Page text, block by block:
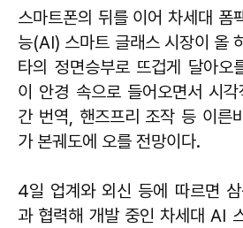
스마트폰의 뒤를 이어 차세대 폼
능(AI) 스마트 글래스 시장이 올
타의 정면승부로 뜨겁게 달아오
이 안경 속으로 들어오면서 시
간 번역, 핸즈프리 조작 등 이른
가 본궤도에 오를 전망이다.
4일 업계와 외신 등에 따르면
과 협력해 개발 중인 차세대 AI